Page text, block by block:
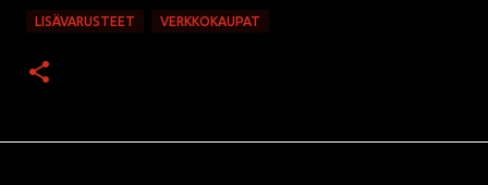
LISÄVARUSTEET VERKKOKAUPAT